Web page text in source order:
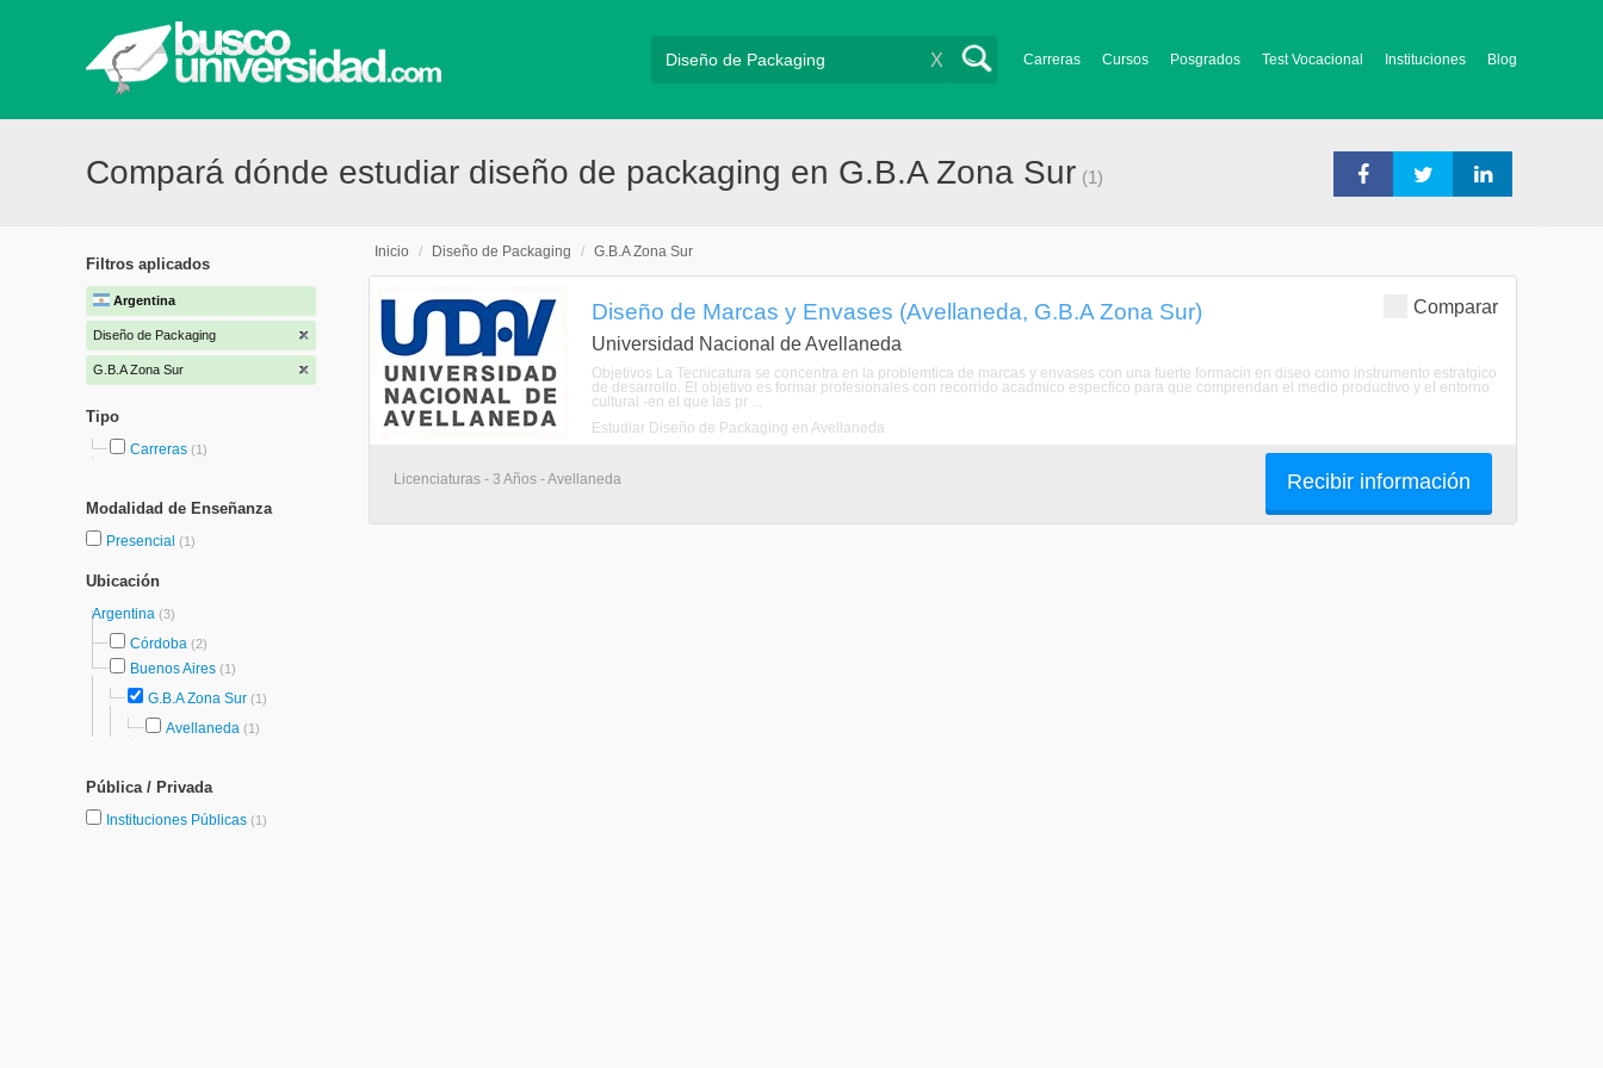
Carreras Cursos Posgrados Test Vocacional Instituciones Blog
X
Compará dónde estudiar diseño de packaging en G.B.A Zona Sur (1)
Filtros aplicados
Argentina
Diseño de Packaging
G.B.A Zona Sur
Tipo
Carreras (1)
Modalidad de Enseñanza
Presencial (1)
Ubicación
Argentina (3)
Córdoba (2)
Buenos Aires (1)
G.B.A Zona Sur (1)
Avellaneda (1)
Pública / Privada
Instituciones Públicas (1)
Inicio / Diseño de Packaging / G.B.A Zona Sur
Comparar
Diseño de Marcas y Envases (Avellaneda, G.B.A Zona Sur)
Universidad Nacional de Avellaneda
Objetivos La Tecnicatura se concentra en la problemtica de marcas y envases con una fuerte formacin en diseo como instrumento estratgico
de desarrollo. El objetivo es formar profesionales con recorrido acadmico especfico para que comprendan el medio productivo y el entorno
cultural -en el que las pr ...
Estudiar Diseño de Packaging en Avellaneda
Licenciaturas - 3 Años - Avellaneda Recibir información